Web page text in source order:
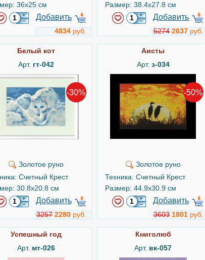
36x25 см
Добавить
4834 руб.
Размер: 38.4x27.8 см
Добавить
5274 2637 руб.
Белый кот
Арт. гт-042
-30%
Золотое руно
Счетный Крест
30.8x20.8 см
Добавить
3257 2280 руб.
Аисты
Арт. з-034
-50%
Золотое руно
Техника: Счетный Крест
Размер: 44.9x30.9 см
Добавить
3603 1801 руб.
Успешный год
Арт. мт-026
Книголюб
Арт. вк-057